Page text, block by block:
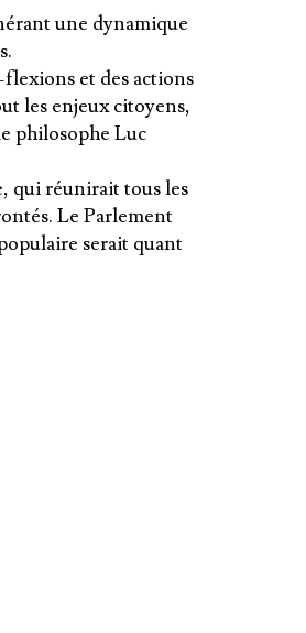
une dynamique
et des actions
les enjeux citoyens,
philosophe Luc
qui réunirait tous les
Le Parlement
serait quant